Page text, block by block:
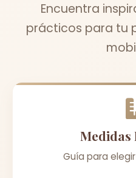
Encuentra
prácticos para tu
Medidas
Guía para